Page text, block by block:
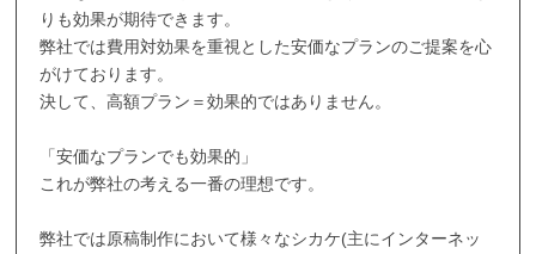
りも効果が期待できます。
弊社では費用対効果を重視とした安価なプランのご提案を心
がけております。
決して、高額プラン＝効果的ではありません。
「安価なプランでも効果的」
これが弊社の考える一番の理想です。
弊社では原稿制作において様々なシカケ(主にインターネッ